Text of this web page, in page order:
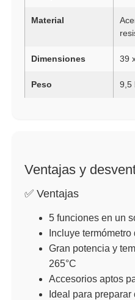
Material
Dimensiones 39
Peso 9,5
Ventajas y
✅ Ventajas
5 funciones en un
Incluye
Gran potencia y
265°C
Accesorios aptos
Ideal para